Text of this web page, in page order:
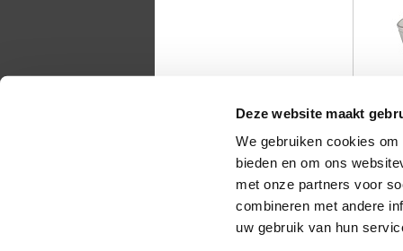
Deze website maakt
We gebruiken cookies
bieden en om ons
met onze partners voor
combineren met andere
uw gebruik van hun
powered